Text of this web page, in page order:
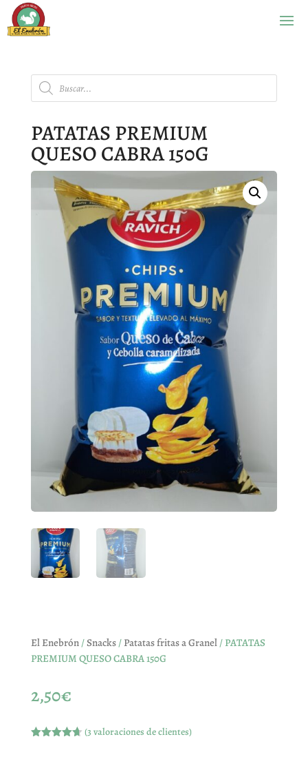
Búsqueda
de
productos
PATATAS PREMIUM
QUESO CABRA 150G
El Enebrón/ Snacks/ Patatas fritas a Granel/ PATATAS
PREMIUM QUESO CABRA 150G
2,50€
(3valoraciones de clientes)